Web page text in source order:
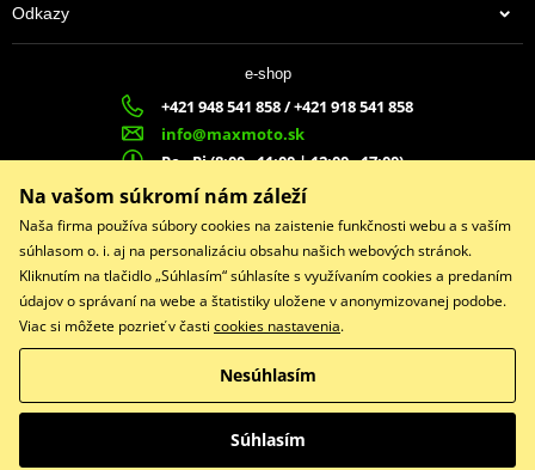
Odkazy
e-shop
+421 948 541 858 / +421 918 541 858
info@maxmoto.sk
Po - Pi (8:00 - 11:00 | 12:00 - 17:00)
MAX
MOTO s.r.o.
Slovenských dobrovoľníkov 1439
022 01 Čadca
Facebook
Copyright © 2026 www.maxmotoshop.sk
Všetky práva vyhradené
Prepnúť na klasickú verziu
Na vašom súkromí nám záleží
Naša firma používa súbory cookies na zaistenie funkčnosti webu a s vaším
súhlasom o. i. aj na personalizáciu obsahu našich webových stránok.
Kliknutím na tlačidlo „Súhlasím“ súhlasíte s využívaním cookies a predaním
údajov o správaní na webe a štatistiky uložene v anonymizovanej podobe.
Viac si môžete pozrieť v časti cookies nastavenia.
Nesúhlasím
Súhlasím